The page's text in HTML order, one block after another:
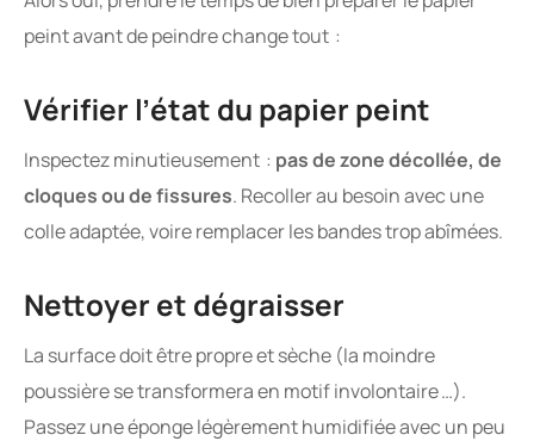
peint avant de peindre change tout :
Vérifier l’état du papier peint
Inspectez minutieusement : pas de zone décollée, de
cloques ou de fissures. Recoller au besoin avec une
colle adaptée, voire remplacer les bandes trop abîmées.
Nettoyer et dégraisser
La surface doit être propre et sèche (la moindre
poussière se transformera en motif involontaire …).
Passez une éponge légèrement humidifiée avec un peu